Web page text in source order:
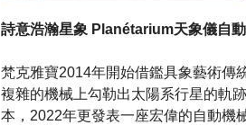
詩意浩瀚星象 Planétarium天象儀自
梵克雅寶2014年開始借鑑具象藝術傳
複雜的機械上勾勒出太陽系行星的軌
本，2022年更發表一座宏偉的自動機